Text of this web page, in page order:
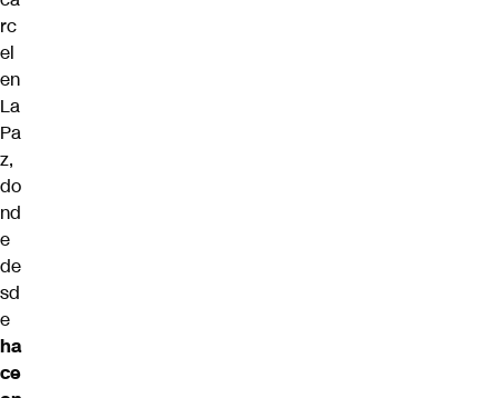
rc
el
en
La
Pa
z,
do
nd
e
de
sd
e
ha
ce